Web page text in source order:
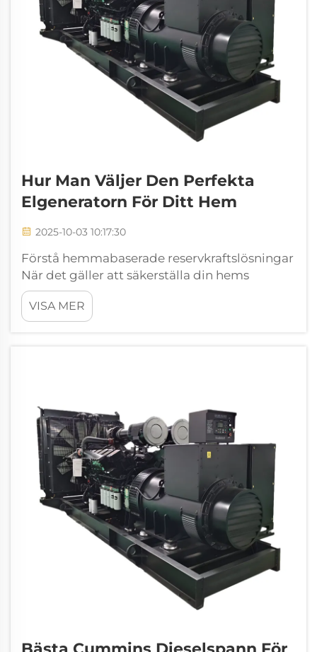
Hur Man Väljer Den Perfekta
Elgeneratorn För Ditt Hem
2025-10-03 10:17:30
Förstå hemmabaserade reservkraftslösningar
När det gäller att säkerställa din hems
energisäkerhet fungerar en elgenerator som
din ultimativa säkerhetsåtgärd mot oväntade
strömavbrott och nödsituationer. Oavsett om
VISA MER